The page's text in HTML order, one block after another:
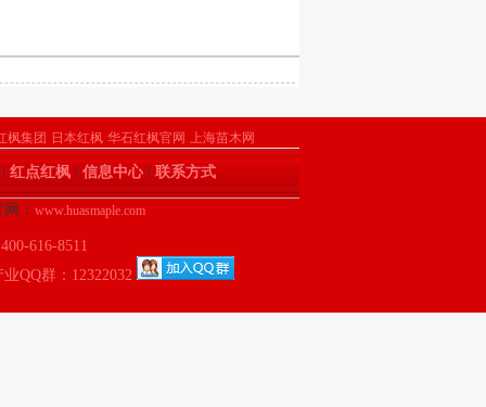
枫集团 日本红枫 华石红枫官网 上海苗木网
红点红枫 信息中心| 联系方式
： www.huasmaple.com
616-8511
QQ群：12322032